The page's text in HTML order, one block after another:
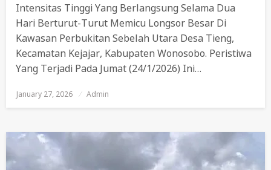
Intensitas Tinggi Yang Berlangsung Selama Dua
Hari Berturut-Turut Memicu Longsor Besar Di
Kawasan Perbukitan Sebelah Utara Desa Tieng,
Kecamatan Kejajar, Kabupaten Wonosobo. Peristiwa
Yang Terjadi Pada Jumat (24/1/2026) Ini…
Posted
January 27, 2026 Admin